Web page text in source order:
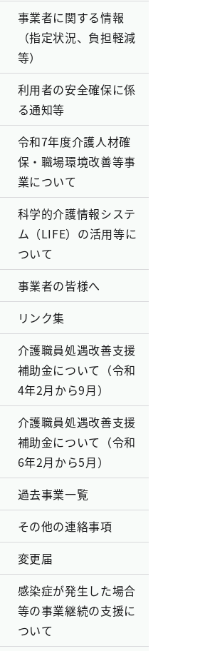
事業者に関する情報
（指定状況、負担軽減
等）
利用者の安全確保に係
る通知等
令和7年度介護人材確
保・職場環境改善等事
業について
科学的介護情報システ
ム（LIFE）の活用等に
ついて
事業者の皆様へ
リンク集
介護職員処遇改善支援
補助金について（令和
4年2月から9月）
介護職員処遇改善支援
補助金について（令和
6年2月から5月）
過去事業一覧
その他の連絡事項
変更届
感染症が発生した場合
等の事業継続の支援に
ついて